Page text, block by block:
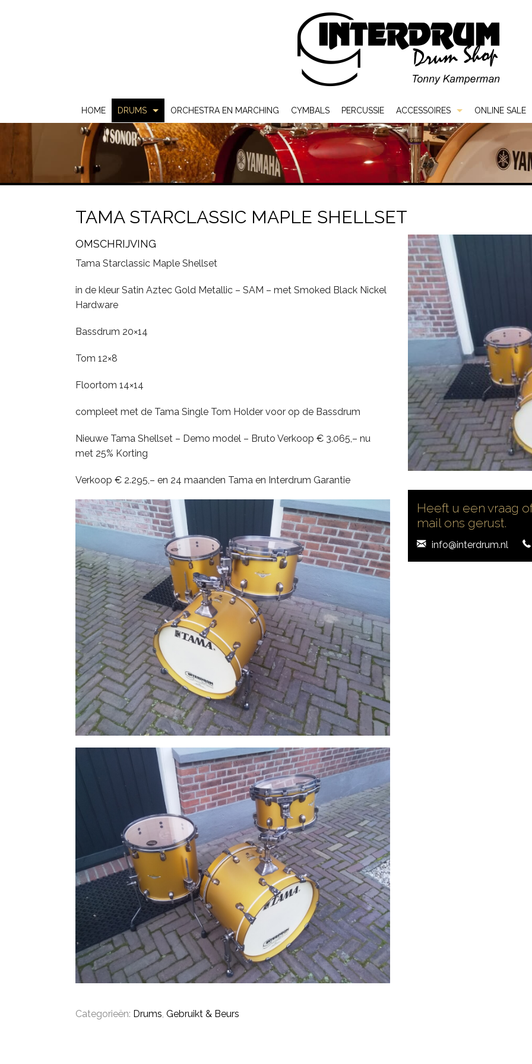
HOME DRUMS
Akoestische Drums
DS
DW
Mapex
PDP
Sonor
Tama
Elektrische Drums
2 Box
Yamaha
ORCHESTRA EN MARCHING CYMBALS PERCUSSIE ACCESSOIRES
Bags & Cases
Hardware
ONLINE SALE
TAMA STARCLASSIC MAPLE SHELLSET
OMSCHRIJVING
Tama Starclassic Maple Shellset
in de kleur Satin Aztec Gold Metallic – SAM – met Smoked Black Nickel
Hardware
Bassdrum 20×14
Tom 12×8
Floortom 14×14
compleet met de Tama Single Tom Holder voor op de Bassdrum
Nieuwe Tama Shellset – Demo model – Bruto Verkoop € 3.065,– nu
met 25% Korting
Verkoop € 2.295,– en 24 maanden Tama en Interdrum Garantie
Categorieën: Drums, Gebruikt & Beurs
Heeft u een vraag
mail ons gerust.
info@interdrum.nl